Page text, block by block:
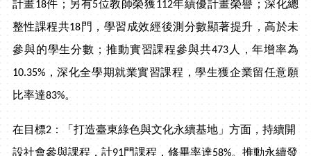
計畫18件；另有5位教師榮獲112年績優計畫榮譽；深化總
整性課程共18門，學習成效經後測分數顯著提升，高於未
參與的學生分數；推動實習課程參與共473人，年增率為
10.35%，深化全學期就業實習課程，學生獲企業留任意願
比率達83%。
在目標2：「打造臺東綠色與文化永續基地」方面，持續開
設社會參與課程，計91門課程，修畢率達58%。推動永續發